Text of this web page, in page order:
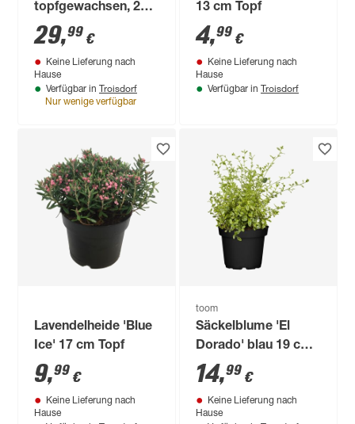
topfgewachsen, 27
cm Topf
29,99 €
Keine Lieferung nach
Hause
Verfügbar in Troisdorf
Nur wenige verfügbar
13 cm Topf
4,99 €
Keine Lieferung nach
Hause
Verfügbar in Troisdorf
Lavendelheide 'Blue
Ice' 17 cm Topf
9,99 €
Keine Lieferung nach
Hause
toom
Säckelblume 'El
Dorado' blau 19 cm
Topf
14,99 €
Keine Lieferung nach
Hause